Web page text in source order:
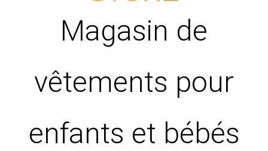
Magasin de
vêtements pour
enfants et bébés